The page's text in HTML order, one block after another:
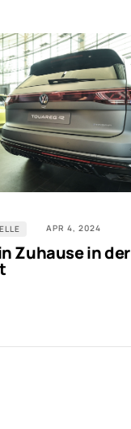
APR 4, 2024
Zuhause in der